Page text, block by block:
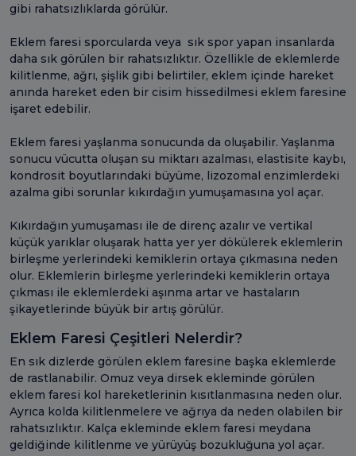
gibi rahatsızlıklarda görülür.
Eklem faresi sporcularda veya sık spor yapan insanlarda
daha sık görülen bir rahatsızlıktır. Özellikle de eklemlerde
kilitlenme, ağrı, şişlik gibi belirtiler, eklem içinde hareket
anında hareket eden bir cisim hissedilmesi eklem faresine
işaret edebilir.
Eklem faresi yaşlanma sonucunda da oluşabilir. Yaşlanma
sonucu vücutta oluşan su miktarı azalması, elastisite kaybı,
kondrosit boyutlarındaki büyüme, lizozomal enzimlerdeki
azalma gibi sorunlar kıkırdağın yumuşamasına yol açar.
Kıkırdağın yumuşaması ile de direnç azalır ve vertikal
küçük yarıklar oluşarak hatta yer yer dökülerek eklemlerin
birleşme yerlerindeki kemiklerin ortaya çıkmasına neden
olur. Eklemlerin birleşme yerlerindeki kemiklerin ortaya
çıkması ile eklemlerdeki aşınma artar ve hastaların
şikayetlerinde büyük bir artış görülür.
Eklem Faresi Çeşitleri Nelerdir?
En sık dizlerde görülen eklem faresine başka eklemlerde
de rastlanabilir. Omuz veya dirsek ekleminde görülen
eklem faresi kol hareketlerinin kısıtlanmasına neden olur.
Ayrıca kolda kilitlenmelere ve ağrıya da neden olabilen bir
rahatsızlıktır. Kalça ekleminde eklem faresi meydana
geldiğinde kilitlenme ve yürüyüş bozukluğuna yol açar.